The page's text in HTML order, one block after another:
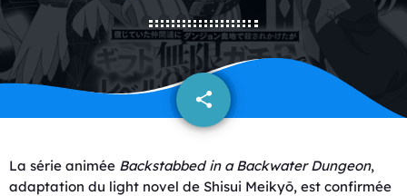
share
email
La série animée Backstabbed in a Backwater Dungeon,
adaptation du light novel de Shisui Meikyō, est confirmée